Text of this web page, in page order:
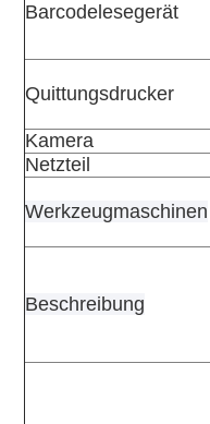
Barcodelesegerät
Quittungsdrucker
Kamera
Netzteil
Werkzeugmaschinen
Beschreibung